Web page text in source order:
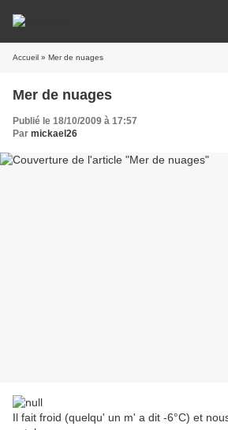
Accueil » Mer de nuages
Mer de nuages
Publié le 18/10/2009 à 17:57
Par mickael26
Il fait froid (quelqu' un m' a dit -6°C) et